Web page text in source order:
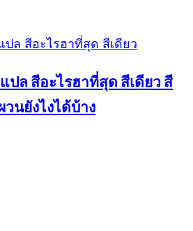
ปล สีอะไรฮาที่สุด สีเดียว สี
วนยังไงได้บ้าง